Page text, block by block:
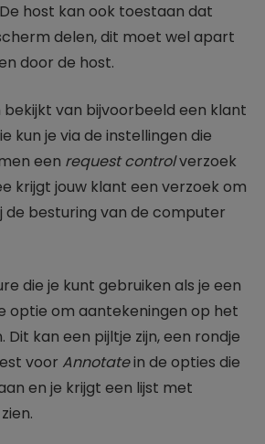
host kan ook toestaan dat
delen, dit moet wel apart
door de host.
bekijkt van bijvoorbeeld een klant
kun je via de instellingen die
een request controlverzoek
krijgt jouw klant een verzoek om
de besturing van de computer
die je kunt gebruiken als je een
optie om aantekeningen op het
kan een pijltje zijn, een rondje
voor Annotatein de opties die
en je krijgt een lijst met